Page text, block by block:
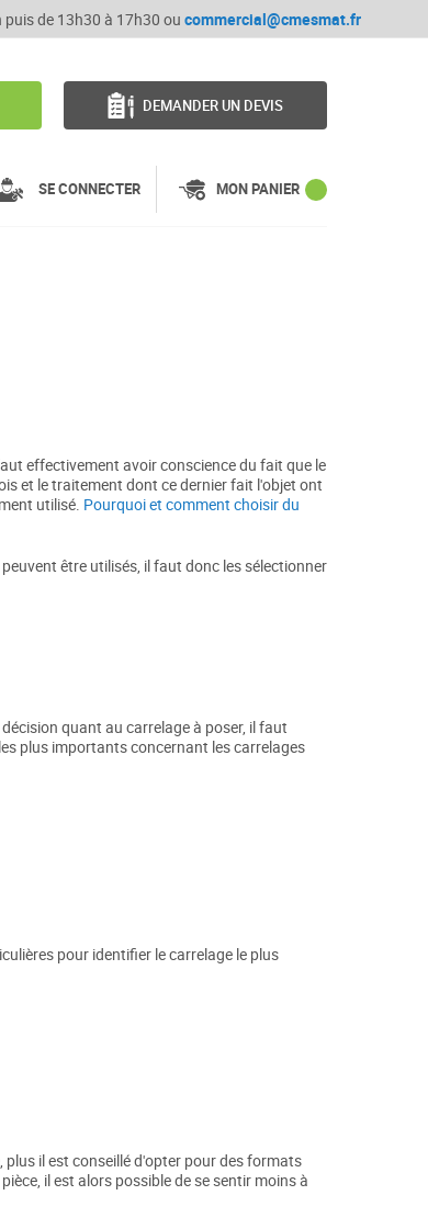
puis de 13h30 à 17h30 ou commercial@cmesmat.fr
DEMANDER UN DEVIS
SE CONNECTER MON PANIER
effectivement avoir conscience du fait que le
et le traitement dont ce dernier fait l'objet ont
utilisé. Pourquoi et comment choisir du
peuvent être utilisés, il faut donc les sélectionner
quant au carrelage à poser, il faut
plus importants concernant les carrelages
pour identifier le carrelage le plus
plus il est conseillé d'opter pour des formats
il est alors possible de se sentir moins à